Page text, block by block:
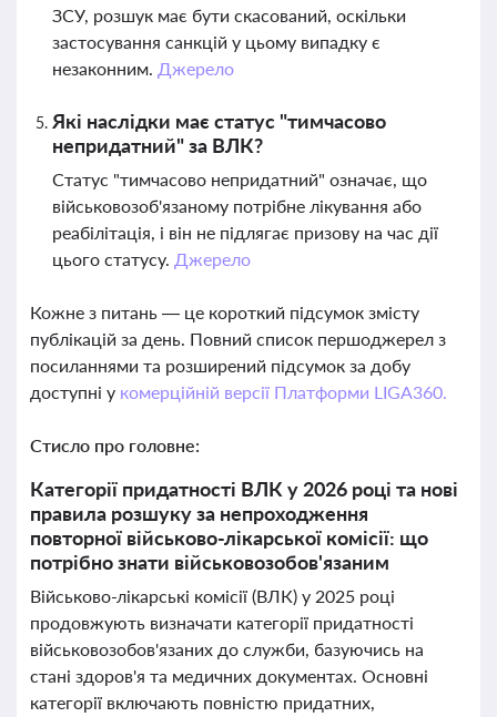
ЗСУ, розшук має бути скасований, оскільки
застосування санкцій у цьому випадку є
незаконним. Джерело
Які наслідки має статус "тимчасово
непридатний" за ВЛК?
Статус "тимчасово непридатний" означає, що
військовозоб'язаному потрібне лікування або
реабілітація, і він не підлягає призову на час дії
цього статусу. Джерело
Кожне з питань — це короткий підсумок змісту
публікацій за день. Повний список першоджерел з
посиланнями та розширений підсумок за добу
доступні у комерційній версії Платформи LIGA360.
Стисло про головне:
Категорії придатності ВЛК у 2026 році та нові
правила розшуку за непроходження
повторної військово-лікарської комісії: що
потрібно знати військовозобов'язаним
Військово-лікарські комісії (ВЛК) у 2025 році
продовжують визначати категорії придатності
військовозобов'язаних до служби, базуючись на
стані здоров'я та медичних документах. Основні
категорії включають повністю придатних,